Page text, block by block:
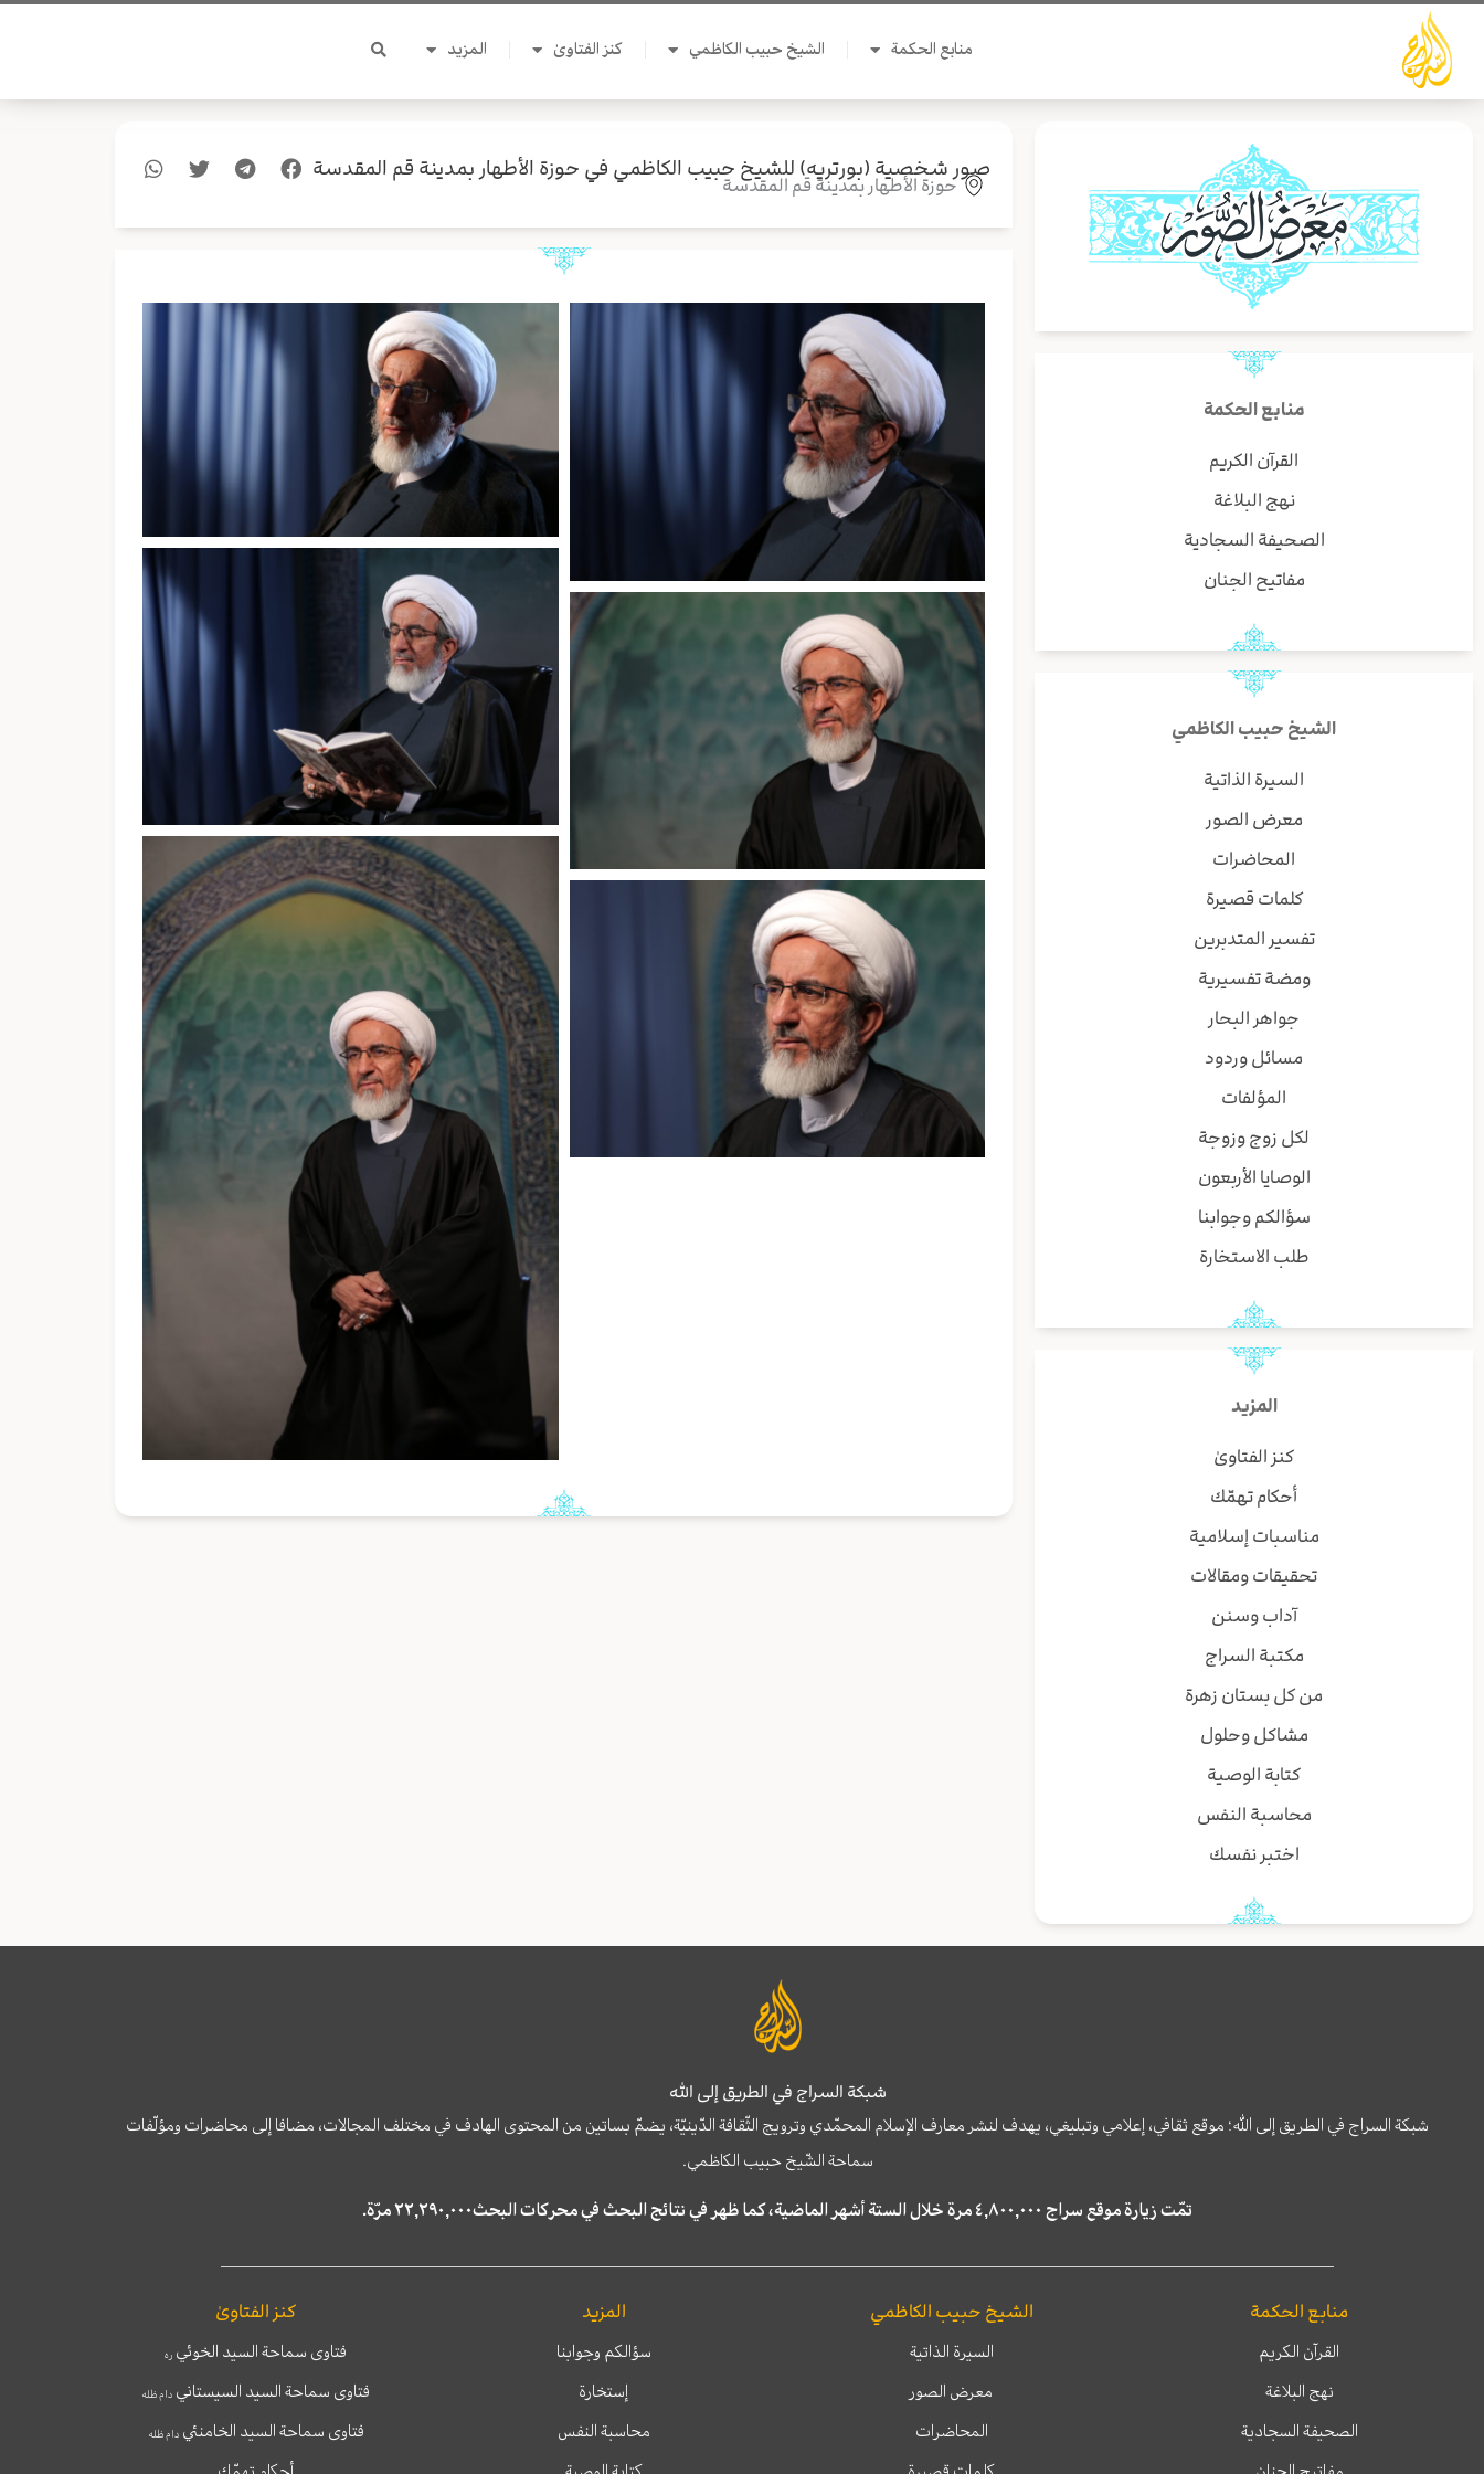
تخطي
المحتوى
منابع الحكمة الشيخ حبيب الكاظمي كنز الفتاوىٰ المزيد
منابع الحكمة
القرآن الكريم
نهج البلاغة
الصحيفة السجادية
مفاتيح الجنان
الشيخ حبيب الكاظمي
السيرة الذاتية
معرض الصور
المحاضرات
كلمات قصيرة
تفسير المتدبرين
ومضة تفسيرية
جواهر البحار
مسائل وردود
المؤلفات
لكل زوج وزوجة
الوصايا الأربعون
سؤالكم وجوابنا
طلب الاستخارة
المزيد
كنز الفتاوىٰ
أحكام تهمّك
مناسبات إسلامية
تحقيقات ومقالات
آداب وسنن
مكتبة السراج
من كل بستان زهرة
مشاكل وحلول
كتابة الوصية
محاسبة النفس
اختبر نفسك
صور شخصية (بورتريه) للشيخ حبيب الكاظمي في حوزة الأطهار بمدينة قم المقدسة
حوزة الأطهار بمدينة قم المقدسة
شبكة السراج في الطريق إلى الله
شبكة السراج في الطريق إلى الله؛ موقع ثقافي، إعلامي وتبليغي، يهدف لنشر معارف الإسلام المحمّدي وترويج الثّقافة الدّينيّة، يضمّ بساتين من المحتوى الهادف في مختلف المجالات، مضافا إلى محاضرات ومؤلّفات
سماحة الشّيخ حبيب الكاظمي.
تمّت زيارة موقع سراج ٤,٨٠٠,٠٠٠ مرة خلال الستة أشهر الماضية، كما ظهر في نتائج البحث في محركات البحث٢٢,٢٩٠,٠٠٠ مرّة.
منابع الحكمة
القرآن الكريم
نهج البلاغة
الصحيفة السجادية
الشيخ حبيب الكاظمي
السيرة الذاتية
معرض الصور
المحاضرات
المزيد
سؤالكم وجوابنا
إستخارة
محاسبة النفس
كنز الفتاوىٰ
فتاوى سماحة السيد الخوئي ره
فتاوى سماحة السيد السيستاني دام ظله
فتاوى سماحة السيد الخامنئيدام ظله